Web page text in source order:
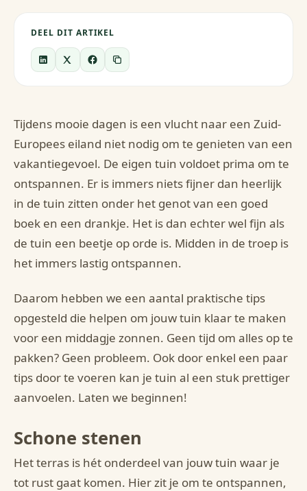
DEEL DIT ARTIKEL
Tijdens mooie dagen is een vlucht naar een Zuid-
Europees eiland niet nodig om te genieten van een
vakantiegevoel. De eigen tuin voldoet prima om te
ontspannen. Er is immers niets fijner dan heerlijk
in de tuin zitten onder het genot van een goed
boek en een drankje. Het is dan echter wel fijn als
de tuin een beetje op orde is. Midden in de troep is
het immers lastig ontspannen.
Daarom hebben we een aantal praktische tips
opgesteld die helpen om jouw tuin klaar te maken
voor een middagje zonnen. Geen tijd om alles op te
pakken? Geen probleem. Ook door enkel een paar
tips door te voeren kan je tuin al een stuk prettiger
aanvoelen. Laten we beginnen!
Schone stenen
Het terras is hét onderdeel van jouw tuin waar je
tot rust gaat komen. Hier zit je om te ontspannen,